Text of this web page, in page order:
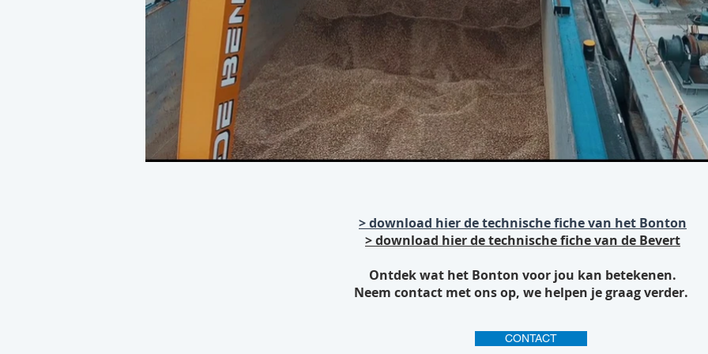
> download hier de technische fiche van het Bonton
> download hier de technische fiche van de Bevert
Ontdek wat het Bonton voor jou kan betekenen.
Neem contact met ons op, we helpen je graag verder.
CONTACT